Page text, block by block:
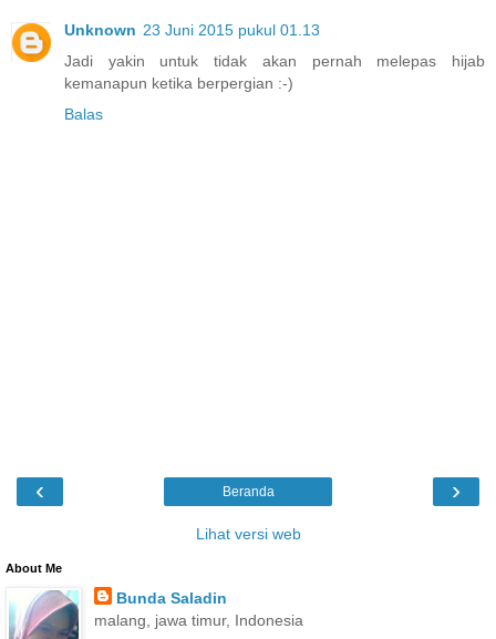
Unknown 23 Juni 2015 pukul 01.13
Jadi yakin untuk tidak akan pernah melepas hijab
kemanapun ketika berpergian :-)
Balas
‹ ›
Beranda
Lihat versi web
About Me
Bunda Saladin
malang, jawa timur, Indonesia